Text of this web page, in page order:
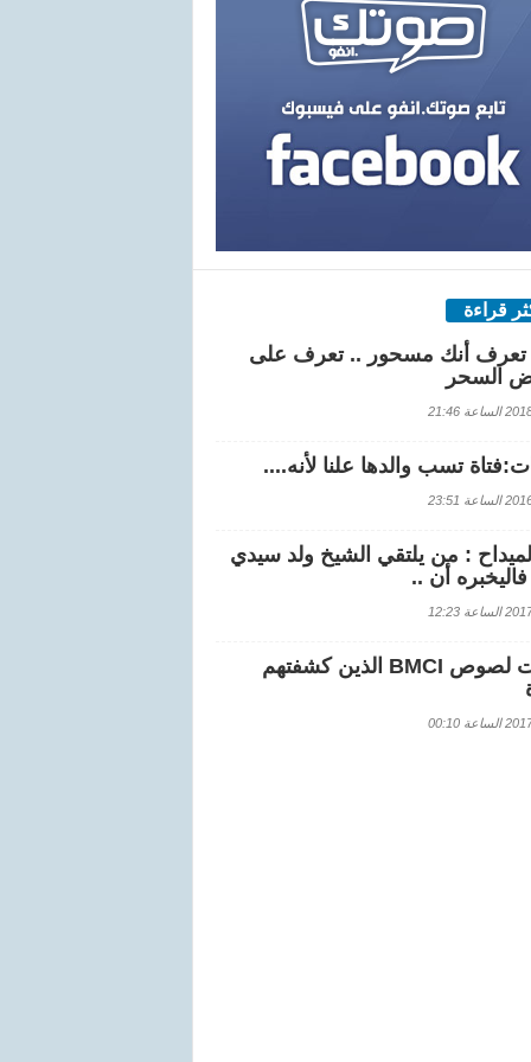
قراءة
أنك مسحور .. تعرف على
السحر
21:46
تسب والدها علنا لأنه....
23:51
: من يلتقي الشيخ ولد سيدي
أن ..
12:23
هويات لصوص BMCI الذين كشفتهم
00:10